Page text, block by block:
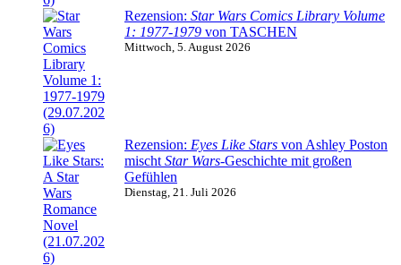
Rezension: Star Wars Comics Library Volume
1: 1977-1979 von TASCHEN
Mittwoch, 5. August 2026
Rezension: Eyes Like Stars von Ashley Poston
mischt Star Wars-Geschichte mit großen
Gefühlen
Dienstag, 21. Juli 2026